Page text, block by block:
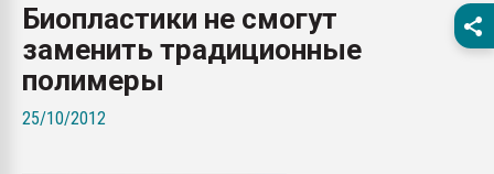
пластмасс
28.07.2026
Биопластики не смогут
заменить традиционные
полимеры
25/10/2012